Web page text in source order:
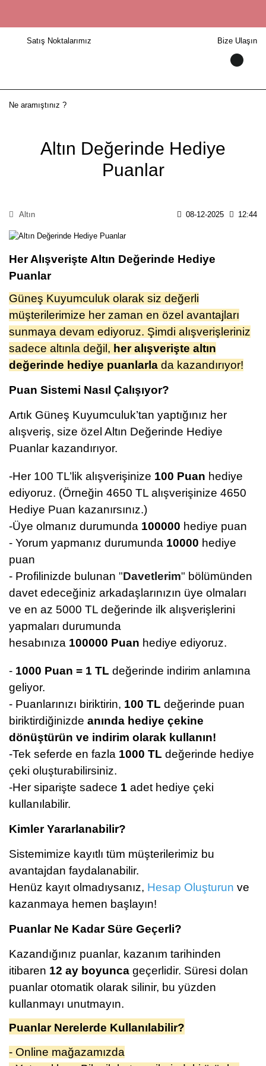
Satış Noktalarımız Bize Ulaşın
Altın Değerinde Hediye
Puanlar
Altın 08-12-2025 12:44
Her Alışverişte Altın Değerinde Hediye
Puanlar
Güneş Kuyumculuk olarak siz değerli
müşterilerimize her zaman en özel avantajları
sunmaya devam ediyoruz. Şimdi alışverişleriniz
sadece altınla değil, her alışverişte altın
değerinde hediye puanlarla da kazandırıyor!
Puan Sistemi Nasıl Çalışıyor?
Artık Güneş Kuyumculuk’tan yaptığınız her
alışveriş, size özel Altın Değerinde Hediye
Puanlar kazandırıyor.
-Her 100 TL’lik alışverişinize 100 Puan hediye
ediyoruz. (Örneğin 4650 TL alışverişinize 4650
Hediye Puan kazanırsınız.)
-Üye olmanız durumunda 100000 hediye puan
- Yorum yapmanız durumunda 10000 hediye
puan
- Profilinizde bulunan "Davetlerim" bölümünden
davet edeceğiniz arkadaşlarınızın üye olmaları
ve en az 5000 TL değerinde ilk alışverişlerini
yapmaları durumunda
hesabınıza 100000 Puan hediye ediyoruz.
- 1000 Puan = 1 TL değerinde indirim anlamına
geliyor.
- Puanlarınızı biriktirin, 100 TL değerinde puan
biriktirdiğinizde anında hediye çekine
dönüştürün ve indirim olarak kullanın!
-Tek seferde en fazla 1000 TL değerinde hediye
çeki oluşturabilirsiniz.
-Her siparişte sadece 1 adet hediye çeki
kullanılabilir.
Kimler Yararlanabilir?
Sistemimize kayıtlı tüm müşterilerimiz bu
avantajdan faydalanabilir.
Henüz kayıt olmadıysanız, Hesap Oluşturun ve
kazanmaya hemen başlayın!
Puanlar Ne Kadar Süre Geçerli?
Kazandığınız puanlar, kazanım tarihinden
itibaren 12 ay boyunca geçerlidir. Süresi dolan
puanlar otomatik olarak silinir, bu yüzden
kullanmayı unutmayın.
Puanlar Nerelerde Kullanılabilir?
- Online mağazamızda